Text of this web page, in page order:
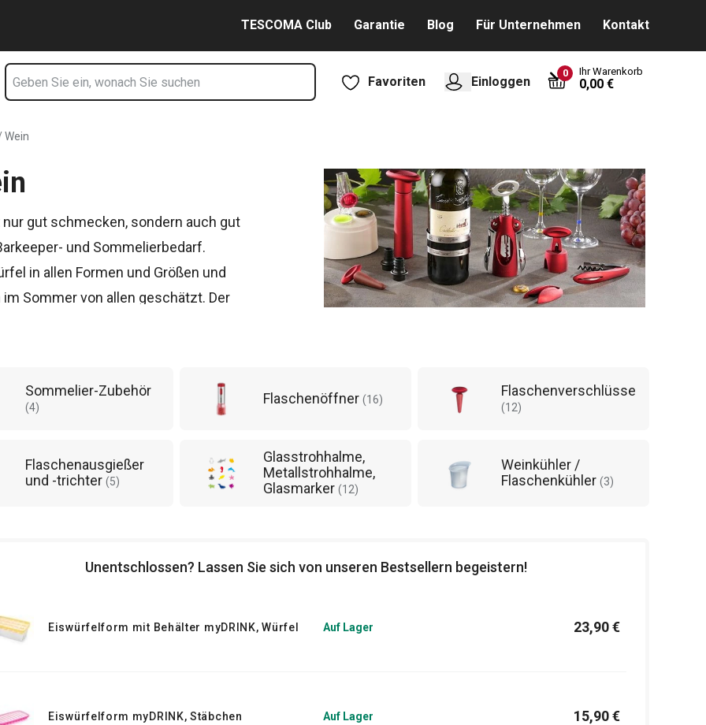
TESCOMA Club Garantie Blog Für Unternehmen Kontakt
Favoriten Einloggen
0 Ihr Warenkorb
0,00 €
Wein
gut schmecken, sondern auch gut
und Sommelierbedarf.
in allen Formen und Größen und
Sommer von allen geschätzt. Der
für selbstgemachte Sommergetränke
Sommelier-Zubehör
(4)
Flaschenöffner (16)
Flaschenverschlüsse
(12)
Flaschenausgießer
und -trichter (5)
Glasstrohhalme,
Metallstrohhalme,
Glasmarker (12)
Weinkühler /
Flaschenkühler (3)
Unentschlossen? Lassen Sie sich von unseren Bestsellern begeistern!
Eiswürfelform mit Behälter myDRINK, Würfel Auf Lager 23,90 €
Eiswürfelform myDRINK, Stäbchen Auf Lager 15,90 €